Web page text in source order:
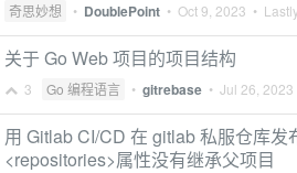
奇思妙想 • DoublePoint • Oct 9, 2023 •
关于 Go Web 项目的项目结构
3 Go 编程语言 • gitrebase • Jul 26, 2023
用 Gitlab CI/CD 在 gitlab 私服仓库
<repositories>属性没有继承父项目